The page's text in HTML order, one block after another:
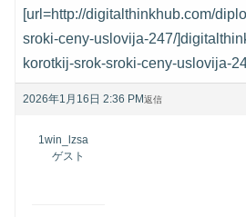
[url=http://digitalthinkhub.com/
sroki-ceny-uslovija-247/
korotkij-srok-sroki-ceny-uslovija-
2026年1月16日 2:36 PM返信
1win_lzsa
ゲスト